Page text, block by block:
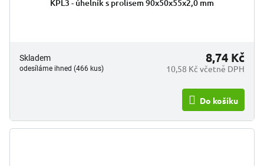
KPL3 - úhelník s prolisem 90x50x55x2,0 mm
Skladem
odesíláme ihned (466 kus) 10,58 Kč včetně DPH
8,74 Kč
Do košíku